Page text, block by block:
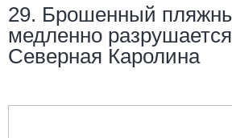
29. Брошенный
медленно
Северная Каролина